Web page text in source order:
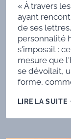
« À travers
ayant
de ses
personnalité
s'imposait :
mesure que
se dévoilait,
forme,
LIRE LA SUITE
: